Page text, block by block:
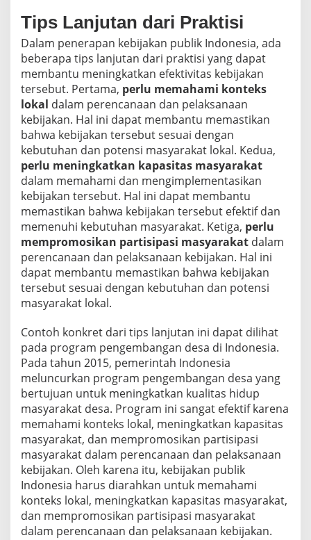
Tips Lanjutan dari Praktisi
Dalam penerapan kebijakan publik Indonesia, ada
beberapa tips lanjutan dari praktisi yang dapat
membantu meningkatkan efektivitas kebijakan
tersebut. Pertama, perlu memahami konteks
lokal dalam perencanaan dan pelaksanaan
kebijakan. Hal ini dapat membantu memastikan
bahwa kebijakan tersebut sesuai dengan
kebutuhan dan potensi masyarakat lokal. Kedua,
perlu meningkatkan kapasitas masyarakat
dalam memahami dan mengimplementasikan
kebijakan tersebut. Hal ini dapat membantu
memastikan bahwa kebijakan tersebut efektif dan
memenuhi kebutuhan masyarakat. Ketiga, perlu
mempromosikan partisipasi masyarakat dalam
perencanaan dan pelaksanaan kebijakan. Hal ini
dapat membantu memastikan bahwa kebijakan
tersebut sesuai dengan kebutuhan dan potensi
masyarakat lokal.
Contoh konkret dari tips lanjutan ini dapat dilihat
pada program pengembangan desa di Indonesia.
Pada tahun 2015, pemerintah Indonesia
meluncurkan program pengembangan desa yang
bertujuan untuk meningkatkan kualitas hidup
masyarakat desa. Program ini sangat efektif karena
memahami konteks lokal, meningkatkan kapasitas
masyarakat, dan mempromosikan partisipasi
masyarakat dalam perencanaan dan pelaksanaan
kebijakan. Oleh karena itu, kebijakan publik
Indonesia harus diarahkan untuk memahami
konteks lokal, meningkatkan kapasitas masyarakat,
dan mempromosikan partisipasi masyarakat
dalam perencanaan dan pelaksanaan kebijakan.